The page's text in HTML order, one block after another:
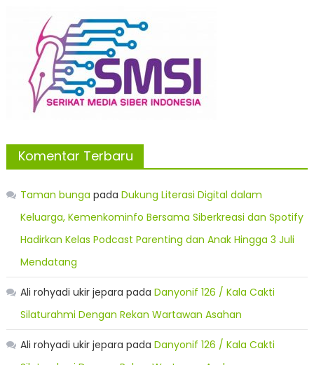
Komentar Terbaru
Taman bunga pada Dukung Literasi Digital dalam
Keluarga, Kemenkominfo Bersama Siberkreasi dan Spotify
Hadirkan Kelas Podcast Parenting dan Anak Hingga 3 Juli
Mendatang
Ali rohyadi ukir jepara pada Danyonif 126 / Kala Cakti
Silaturahmi Dengan Rekan Wartawan Asahan
Ali rohyadi ukir jepara pada Danyonif 126 / Kala Cakti